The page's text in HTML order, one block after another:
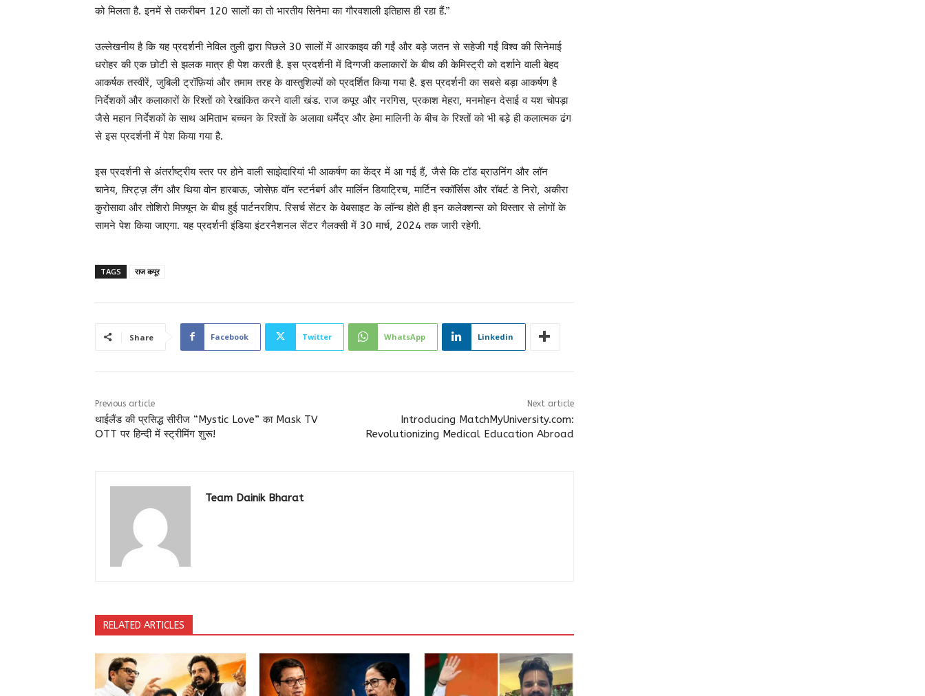
को मिलता है. इनमें से तकरीबन 120 सालों का तो भारतीय सिनेमा‌ का गौरवशाली इतिहास ही रहा हैं.”
उल्लेखनीय है कि यह प्रदर्शनी नेविल तुली द्वारा पिछले 30 सालों में आरकाइव की गईं और बड़े जतन से सहेजी गईं विश्व की सिनेमाई
धरोहर की एक छोटी से झलक मात्र ही पेश करती है. इस प्रदर्शनी में दिग्गजी कलाकारों के बीच की केमिस्ट्री को दर्शाने वाली बेहद
आकर्षक तस्वीरें, जुबिली ट्रॉफ़ियां और तमाम तरह के वास्तुशिल्पों को प्रदर्शित किया गया है. इस प्रदर्शनी का सबसे बड़ा आकर्षण है
निर्देशकों और कलाकारों के रिश्तों को रेखांकित करने वाली खंड. राज कपूर और नरगिस, प्रकाश मेहरा, मनमोहन देसाई व यश चोपड़ा
जैसे महान निर्देशकों के साथ अमिताभ बच्चन के रिश्तों के अलावा धर्मेंद्र और हेमा मालिनी के बीच के रिश्तों को भी बड़े ही कलात्मक ढंग
से इस प्रदर्शनी में पेश किया गया है.
इस प्रदर्शनी से अंतर्राष्ट्रीय स्तर पर होने वाली साझेदारियां भी आकर्षण का‌ केंद्र में आ गई हैं, जैसे कि टॉड ब्राउनिंग और लॉन
चानेय, फ़्रिट्ज़ लैंग और थिया वोन हारबाऊ, जोसेफ़ वॉन स्टर्नबर्ग और मार्लिन डियाट्रिच, मार्टिन स्कॉर्सिस और रॉबर्ट डे निरो, अकीरा
कुरोसावा और तोशिरो मिफ़्यून के बीच हुई पार्टनरशिप. रिसर्च सेंटर के वेबसाइट के‌ लॉन्च होते ही इन कलेक्शन्स को विस्तार से लोगों के
सामने पेश किया जाएगा. यह प्रदर्शनी इंडिया इंटरनैशनल सेंटर गैलक्सी में 30 मार्च, 2024 तक जारी रहेगी.
TAGS राज कपूर
Share Facebook Twitter WhatsApp Linkedin
Previous article
थाईलैंड की प्रसिद्ध सीरीज “Mystic Love” का Mask TV
OTT पर हिन्दी में स्ट्रीमिंग शुरू!
Next article
Introducing MatchMyUniversity.com:
Revolutionizing Medical Education Abroad
Team Dainik Bharat
RELATED ARTICLES